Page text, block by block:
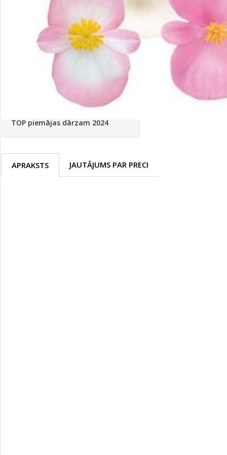
Palīglīdzekļi augu audzēšanai
Klientu Diena
Novatec - izcils mēslošanai arī
sezonas otrajā pusē!
Piedāvājums ābeļdārziem
TOP piemājas dārzam 2024
APRAKSTS JAUTĀJUMS PAR PRECI